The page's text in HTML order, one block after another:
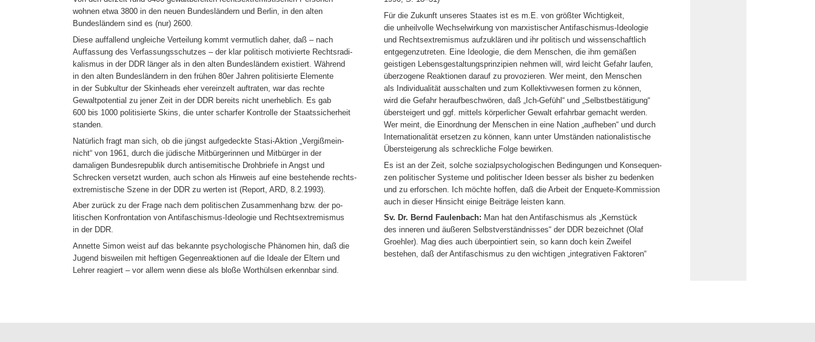
wohnen etwa 3800 in den neuen Bundesländern und Berlin, in den alten
Bundesländern sind es (nur) 2600.
Diese auffallend ungleiche Verteilung kommt vermutlich daher, daß – nach
Auffassung des Verfassungsschutzes – der klar politisch motivierte Rechtsradi-
kalismus in der DDR länger als in den alten Bundesländern existiert. Während
in den alten Bundesländern in den frühen 80er Jahren politisierte Elemente
in der Subkultur der Skinheads eher vereinzelt auftraten, war das rechte
Gewaltpotential zu jener Zeit in der DDR bereits nicht unerheblich. Es gab
600 bis 1000 politisierte Skins, die unter scharfer Kontrolle der Staatssicherheit
standen.
Natürlich fragt man sich, ob die jüngst aufgedeckte Stasi-Aktion „Vergißmein-
nicht“ von 1961, durch die jüdische Mitbürgerinnen und Mitbürger in der
damaligen Bundesrepublik durch antisemitische Drohbriefe in Angst und
Schrecken versetzt wurden, auch schon als Hinweis auf eine bestehende rechts-
extremistische Szene in der DDR zu werten ist (Report, ARD, 8.2.1993).
Aber zurück zu der Frage nach dem politischen Zusammenhang bzw. der po-
litischen Konfrontation von Antifaschismus-Ideologie und Rechtsextremismus
in der DDR.
Annette Simon weist auf das bekannte psychologische Phänomen hin, daß die
Jugend bisweilen mit heftigen Gegenreaktionen auf die Ideale der Eltern und
Lehrer reagiert – vor allem wenn diese als bloße Worthülsen erkennbar sind.
Für die Zukunft unseres Staates ist es m.E. von größter Wichtigkeit,
die unheilvolle Wechselwirkung von marxistischer Antifaschismus-Ideologie
und Rechtsextremismus aufzuklären und ihr politisch und wissenschaftlich
entgegenzutreten. Eine Ideologie, die dem Menschen, die ihm gemäßen
geistigen Lebensgestaltungsprinzipien nehmen will, wird leicht Gefahr laufen,
überzogene Reaktionen darauf zu provozieren. Wer meint, den Menschen
als Individualität ausschalten und zum Kollektivwesen formen zu können,
wird die Gefahr heraufbeschwören, daß „Ich-Gefühl“ und „Selbstbestätigung“
übersteigert und ggf. mittels körperlicher Gewalt erfahrbar gemacht werden.
Wer meint, die Einordnung der Menschen in eine Nation „aufheben“ und durch
Internationalität ersetzen zu können, kann unter Umständen nationalistische
Übersteigerung als schreckliche Folge bewirken.
Es ist an der Zeit, solche sozialpsychologischen Bedingungen und Konsequen-
zen politischer Systeme und politischer Ideen besser als bisher zu bedenken
und zu erforschen. Ich möchte hoffen, daß die Arbeit der Enquete-Kommission
auch in dieser Hinsicht einige Beiträge leisten kann.
Sv. Dr. Bernd Faulenbach: Man hat den Antifaschismus als „Kernstück
des inneren und äußeren Selbstverständnisses“ der DDR bezeichnet (Olaf
Groehler). Mag dies auch überpointiert sein, so kann doch kein Zweifel
bestehen, daß der Antifaschismus zu den wichtigen „integrativen Faktoren“